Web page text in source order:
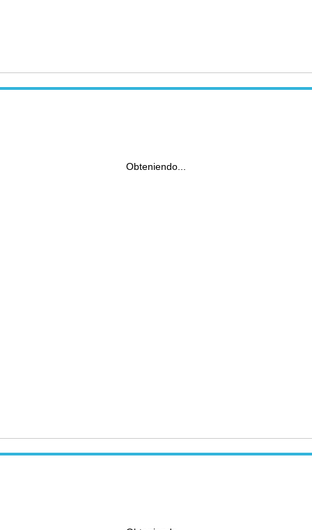
Obteniendo...